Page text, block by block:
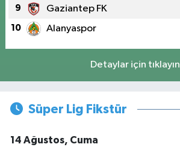
9 Gaziantep FK
10 Alanyaspor
Detaylar için tıklayın
Süper Lig Fikstür
14 Ağustos, Cuma